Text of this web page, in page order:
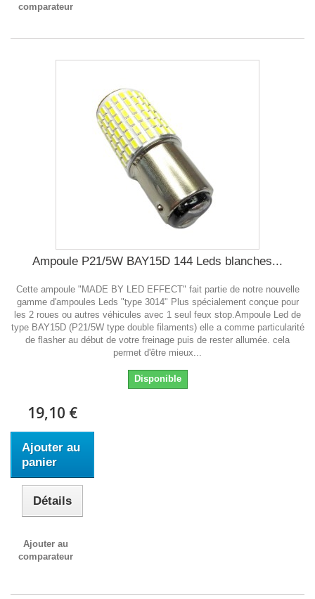
comparateur
Ampoule P21/5W BAY15D 144 Leds blanches...
Cette ampoule "MADE BY LED EFFECT" fait partie de notre nouvelle
gamme d'ampoules Leds "type 3014" Plus spécialement conçue pour
les 2 roues ou autres véhicules avec 1 seul feux stop.Ampoule Led de
type BAY15D (P21/5W type double filaments) elle a comme particularité
de flasher au début de votre freinage puis de rester allumée. cela
permet d'être mieux...
Disponible
19,10 €
Ajouter au
panier
Détails
Ajouter au
comparateur